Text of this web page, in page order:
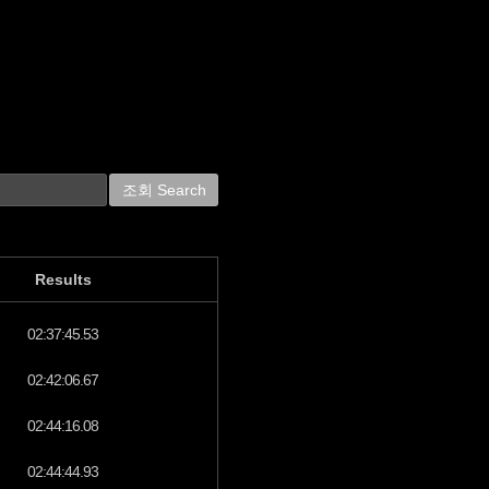
Results
02:37:45.53
02:42:06.67
02:44:16.08
02:44:44.93